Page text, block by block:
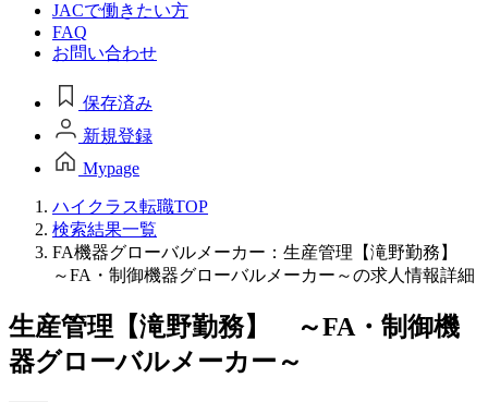
JACで働きたい方
FAQ
お問い合わせ
保存済み
新規登録
Mypage
ハイクラス転職TOP
検索結果一覧
FA機器グローバルメーカー：生産管理【滝野勤務】
～FA・制御機器グローバルメーカー～の求人情報詳細
生産管理【滝野勤務】 ～FA・制御機
器グローバルメーカー～